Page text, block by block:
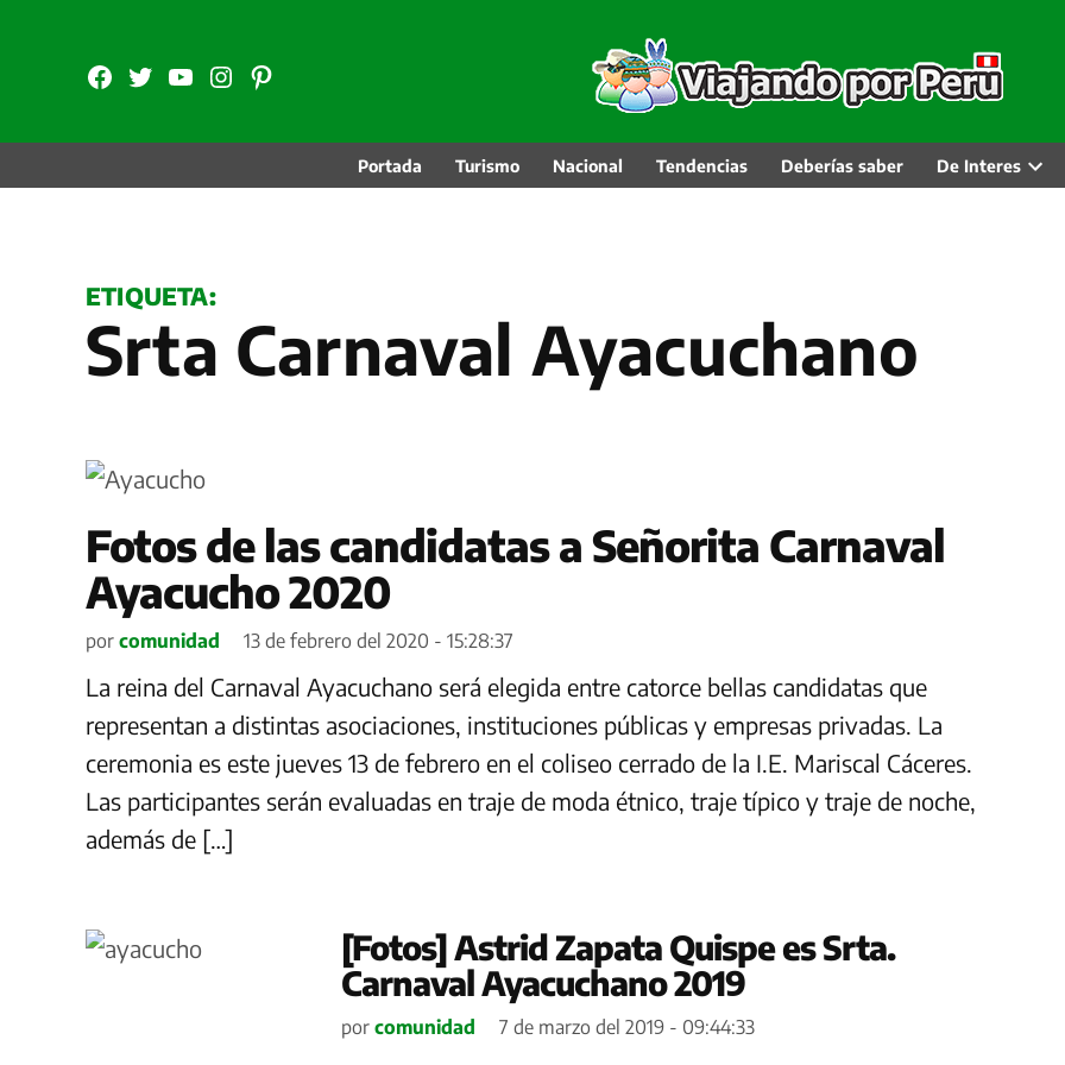
contenidoFB TW YouTubeInstagram
Pinterest
Portada Turismo Nacional Tendencias Deberías saber De Interes
ETIQUETA:
Srta Carnaval Ayacuchano
Fotos de las candidatas a Señorita Carnaval
Ayacucho 2020
por comunidad 13 de febrero del 2020 - 15:28:37
La reina del Carnaval Ayacuchano será elegida entre catorce bellas candidatas que
representan a distintas asociaciones, instituciones públicas y empresas privadas. La
ceremonia es este jueves 13 de febrero en el coliseo cerrado de la I.E. Mariscal Cáceres.
Las participantes serán evaluadas en traje de moda étnico, traje típico y traje de noche,
además de […]
[Fotos] Astrid Zapata Quispe es Srta.
Carnaval Ayacuchano 2019
por comunidad 7 de marzo del 2019 - 09:44:33